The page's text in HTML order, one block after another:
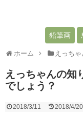
鉛筆画
ホーム えっち
えっちゃんの知
でしょう？
2018/3/11 2018/4/20